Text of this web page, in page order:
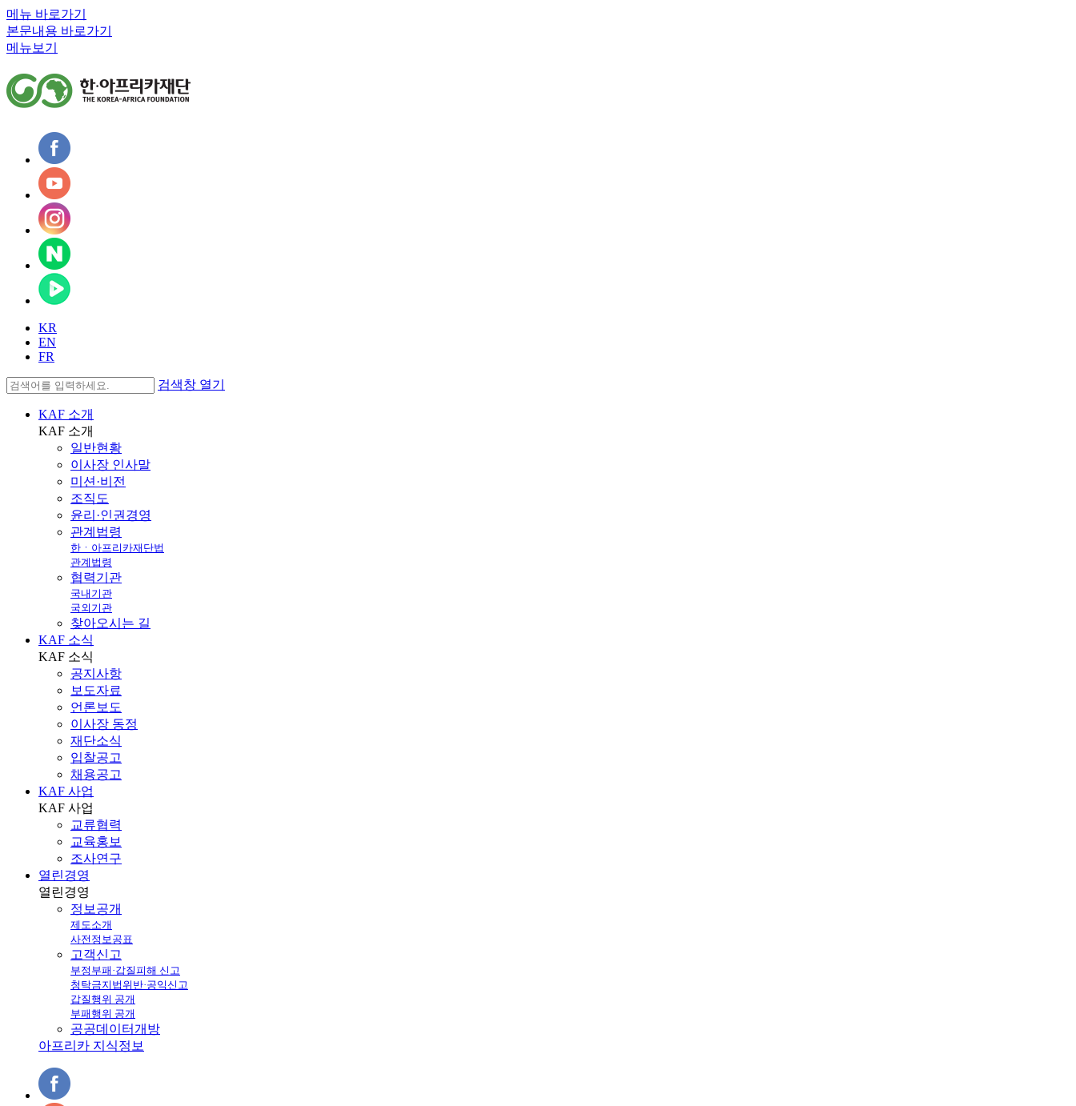
메뉴 바로가기
본문내용 바로가기
메뉴보기
KR
EN
FR
검색창 열기
KAF 소개
KAF 소개
일반현황
이사장 인사말
미션·비전
조직도
윤리·인권경영
관계법령
한ㆍ아프리카재단법
관계법령
협력기관
국내기관
국외기관
찾아오시는 길
KAF 소식
KAF 소식
공지사항
보도자료
언론보도
이사장 동정
재단소식
입찰공고
채용공고
KAF 사업
KAF 사업
교류협력
교육홍보
조사연구
열린경영
열린경영
정보공개
제도소개
사전정보공표
고객신고
부정부패·갑질피해 신고
청탁금지법위반·공익신고
갑질행위 공개
부패행위 공개
공공데이터개방
아프리카 지식정보